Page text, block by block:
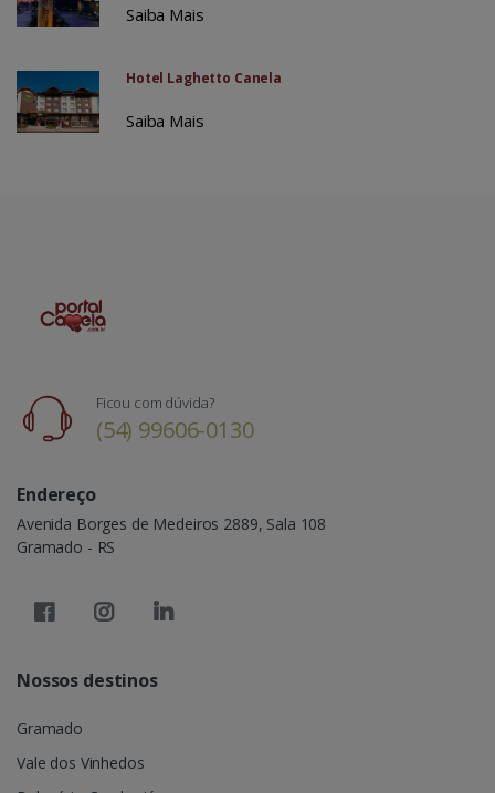
Saiba Mais
Hotel Laghetto Canela
Saiba Mais
Ficou com dúvida?
(54) 99606-0130
Endereço
Avenida Borges de Medeiros 2889, Sala 108
Gramado - RS
Nossos destinos
Gramado
Vale dos Vinhedos